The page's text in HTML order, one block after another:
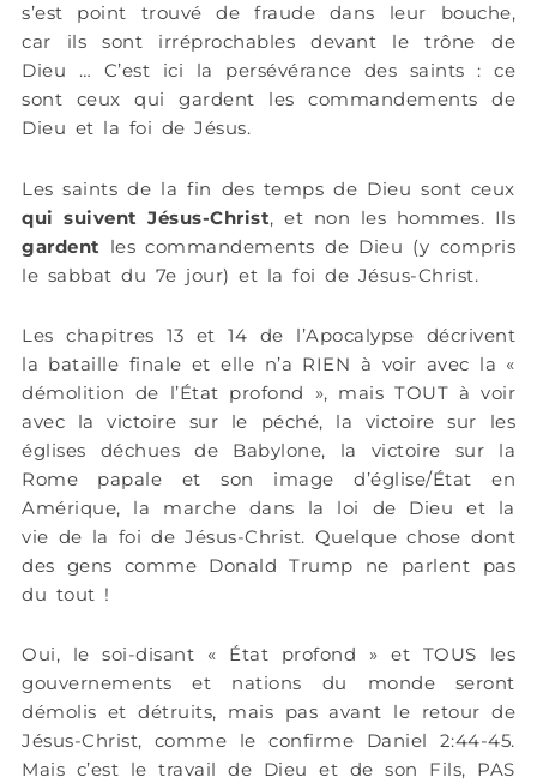
s’est point trouvé de fraude dans leur bouche,
car ils sont irréprochables devant le trône de
Dieu … C’est ici la persévérance des saints : ce
sont ceux qui gardent les commandements de
Dieu et la foi de Jésus.
Les saints de la fin des temps de Dieu sont ceux
qui suivent Jésus-Christ, et non les hommes. Ils
gardent les commandements de Dieu (y compris
le sabbat du 7e jour) et la foi de Jésus-Christ.
Les chapitres 13 et 14 de l’Apocalypse décrivent
la bataille finale et elle n’a RIEN à voir avec la «
démolition de l’État profond », mais TOUT à voir
avec la victoire sur le péché, la victoire sur les
églises déchues de Babylone, la victoire sur la
Rome papale et son image d’église/État en
Amérique, la marche dans la loi de Dieu et la
vie de la foi de Jésus-Christ. Quelque chose dont
des gens comme Donald Trump ne parlent pas
du tout !
Oui, le soi-disant « État profond » et TOUS les
gouvernements et nations du monde seront
démolis et détruits, mais pas avant le retour de
Jésus-Christ, comme le confirme Daniel 2:44-45.
Mais c’est le travail de Dieu et de son Fils, PAS